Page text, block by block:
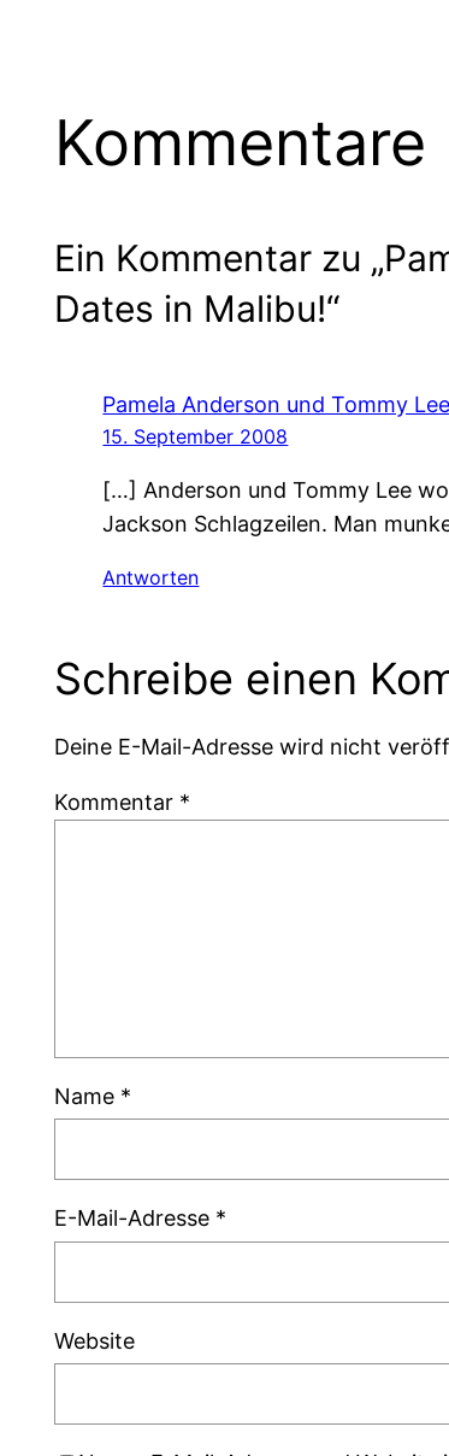
Kommentare
Ein Kommentar zu
Dates in Malibu!“
Pamela Anderson und Tommy
15. September 2008
[…] Anderson und Tommy Lee
Jackson Schlagzeilen. Man
Antworten
Schreibe einen
Deine E-Mail-Adresse wird nicht
Kommentar *
Name *
E-Mail-Adresse *
Website